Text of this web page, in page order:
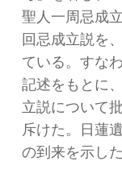
聖人一周忌成
回忌成立説を
ている。すな
記述をもとに
立説について
斥けた。日蓮
の到来を示し